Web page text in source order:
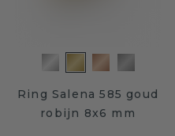
Ring Salena 585 goud
robijn 8x6 mm